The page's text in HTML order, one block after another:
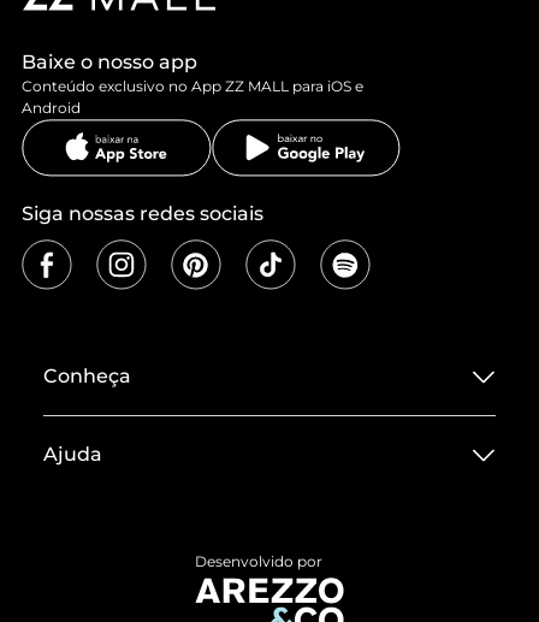
Baixe o nosso app
Conteúdo exclusivo no App ZZ MALL para iOS e
Android
Siga nossas redes sociais
Conheça
Termos de Uso
ZZ MALL é confiável
Ajuda
Devolução do Produto
Desenvolvido por